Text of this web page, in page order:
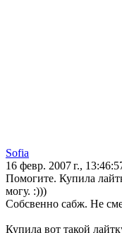
Sofia
16 февр. 2007 г.,
Помогите. Купила
могу. :)))
Собсвенно сабж. Не
Купила вот такой